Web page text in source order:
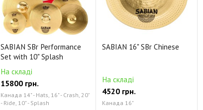
SABIAN SBr Performance
Set with 10" Splash
На складі
15800 грн.
Канада 14" - Hats, 16" - Crash, 20"
- Ride, 10" - Splash
SABIAN 16" SBr Chinese
На складі
4520 грн.
Канада 16"